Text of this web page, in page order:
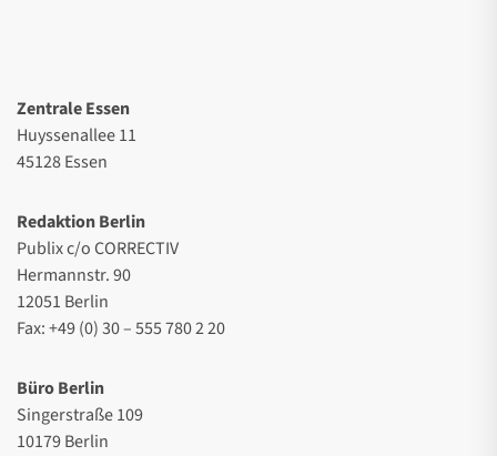
Zentrale Essen
Huyssenallee 11
45128 Essen
Redaktion Berlin
Publix c/o CORRECTIV
Hermannstr. 90
12051 Berlin
Fax: +49 (0) 30 – 555 780 2 20
Büro Berlin
Singerstraße 109
10179 Berlin